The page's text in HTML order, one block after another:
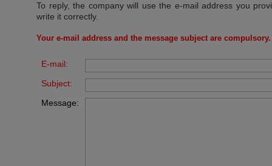
To reply, the company will use the e-mail address you
write it correctly.
Your e-mail address and the message subject are compulsory.
E-mail:
Subject:
Message: